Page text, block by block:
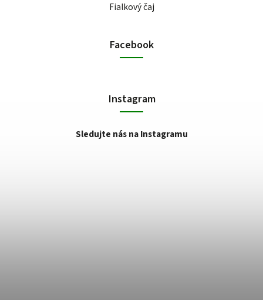
Fialkový čaj
Facebook
Instagram
Sledujte nás na Instagramu